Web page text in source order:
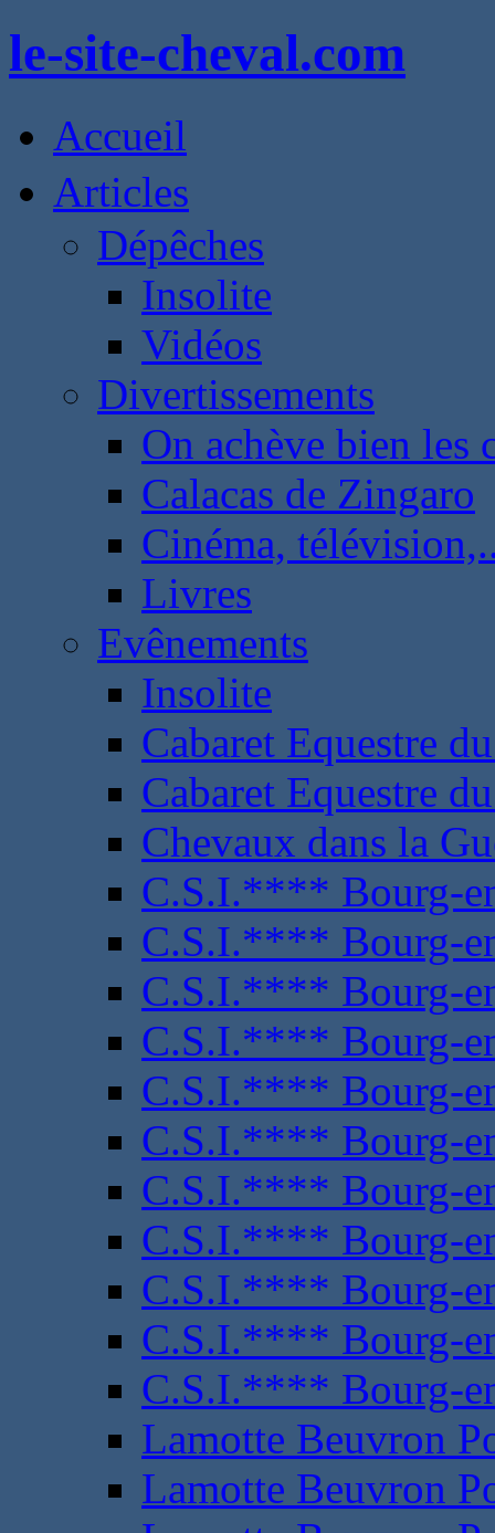
le-site-cheval.com
Accueil
Articles
Dépêches
Insolite
Vidéos
Divertissements
On achève bien les
Calacas de Zingaro
Cinéma,
Livres
Evênements
Insolite
Cabaret Equestre
Cabaret Equestre
Chevaux dans la
C.S.I.**** Bourg-
C.S.I.**** Bourg-
C.S.I.**** Bourg-
C.S.I.**** Bourg-
C.S.I.**** Bourg-
C.S.I.**** Bourg-
C.S.I.**** Bourg-
C.S.I.**** Bourg-
C.S.I.**** Bourg-
C.S.I.**** Bourg-
C.S.I.**** Bourg-
Lamotte Beuvron
Lamotte Beuvron